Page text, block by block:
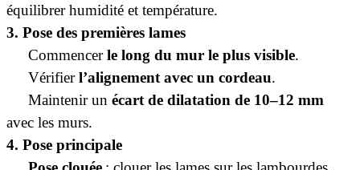
équilibrer humidité et température.
3. Pose des premières lames
Commencerle long du mur le plus visible.
Vérifierl’alignement avec un cordeau.
Maintenir un écart de dilatation de 10–12 mm
avec les murs.
4. Pose principale